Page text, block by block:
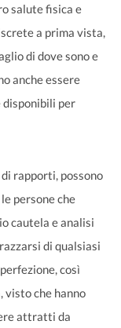
salute fisica e
a prima vista,
di dove sono e
anche essere
disponibili per
rapporti, possono
persone che
cautela e analisi
di qualsiasi
così
che hanno
attratti da